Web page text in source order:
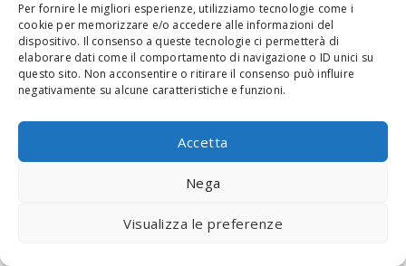
Per fornire le migliori esperienze, utilizziamo tecnologie come i
cookie per memorizzare e/o accedere alle informazioni del
dispositivo. Il consenso a queste tecnologie ci permetterà di
elaborare dati come il comportamento di navigazione o ID unici su
questo sito. Non acconsentire o ritirare il consenso può influire
negativamente su alcune caratteristiche e funzioni.
Accetta
Nega
Visualizza le preferenze
© 2020 Digital Touch Menu. Menu realizzato da